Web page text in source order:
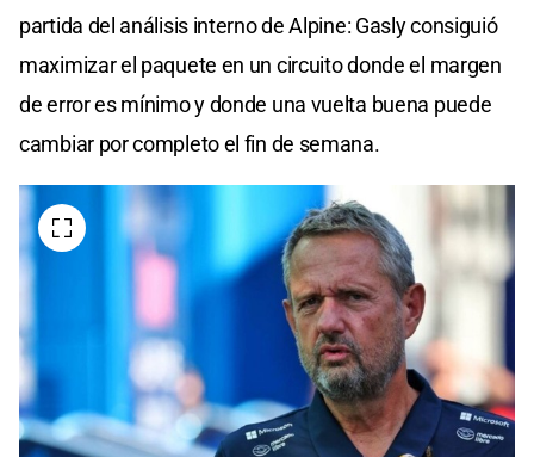
partida del análisis interno de Alpine: Gasly consiguió
maximizar el paquete en un circuito donde el margen
de error es mínimo y donde una vuelta buena puede
cambiar por completo el fin de semana.